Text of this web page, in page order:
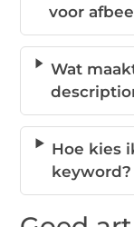
voor
Wat
Hoe kies
keyword?